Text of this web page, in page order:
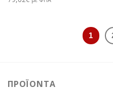
1
ΠΡΟΪΌΝΤΑ